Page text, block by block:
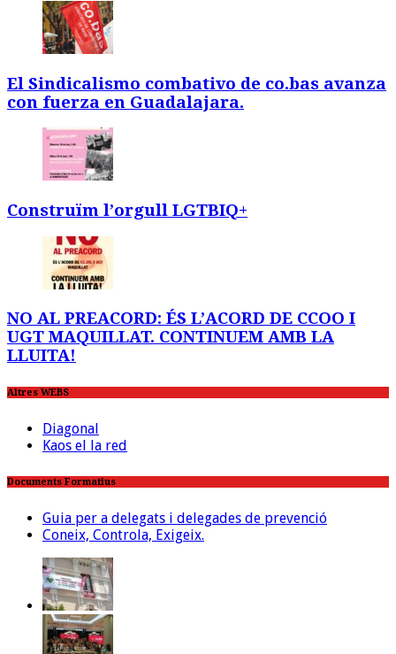
El Sindicalismo combativo de co.bas avanza
con fuerza en Guadalajara.
Construïm l’orgull LGTBIQ+
NO AL PREACORD: ÉS L’ACORD DE CCOO I
UGT MAQUILLAT. CONTINUEM AMB LA
LLUITA!
Altres WEBS
Diagonal
Kaos el la red
Documents Formatius
Guia per a delegats i delegades de prevenció
Coneix, Controla, Exigeix.